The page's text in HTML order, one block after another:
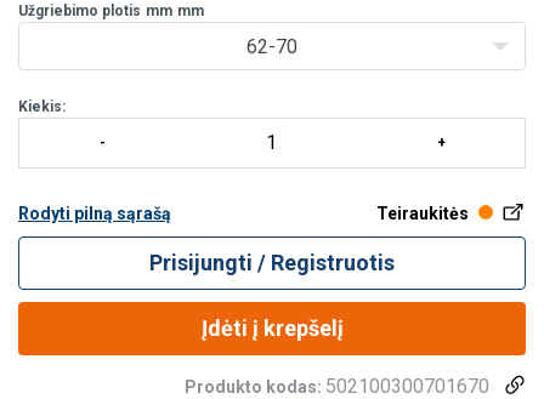
Užgriebimo plotis mm mm
62-70
Kiekis:
Rodyti pilną sąrašą Teiraukitės
Prisijungti / Registruotis
Įdėti į krepšelį
Produkto kodas: 502100300701670